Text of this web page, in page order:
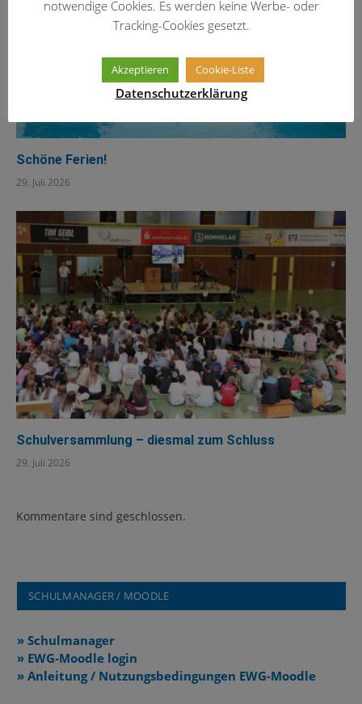
Schöne Ferien!
29. Juli 2026
Schulversammlung – diesmal zum Schluss
29. Juli 2026
Kommentare sind geschlossen.
SCHULMANAGER / MOODLE
» Schulmanager
» EWG-Moodle login
» Anleitung / Nutzungsbedingungen EWG-Moodle
notwendige Cookies. Es werden keine Werbe- oder
Tracking-Cookies gesetzt.
Akzeptieren Cookie-Liste
Datenschutzerklärung